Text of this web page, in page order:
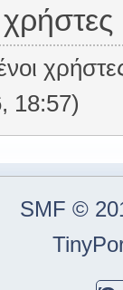
18:57)
SMF ©